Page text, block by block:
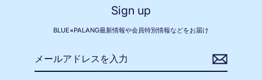
Sign up
BLUE×PALANG最新情報や会員特別情報などをお届け